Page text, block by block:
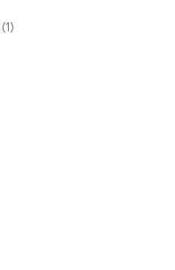
(1)